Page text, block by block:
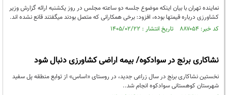
نماینده تهران با بیان اینکه موضوع جلسه دو ساعته مجلس در روز یکشنبه ارائه گزارش وزیر
کشاورزی درباره قیمتها بوده، افزود: برخی همکارانی که متصل بودند میگفتند قانع نشده اند.
کد خبر: ۸۸۷۰۵۴ تاریخ انتشار : ۱۴۰۵/۰۲/۲۲
نشاکاری برنج در سوادکوه/ بیمه اراضی کشاورزی دنبال شود
نخستین نشاکاری برنج در سال زراعی جدید، در روستای «اساس» از توابع منطقه پل سفید
شهرستان کوهستانی سوادکوه انجام شد..